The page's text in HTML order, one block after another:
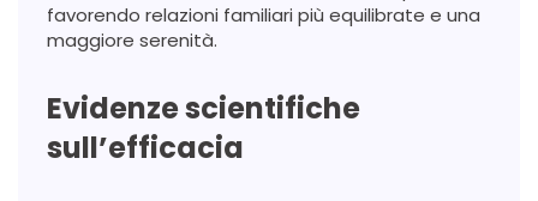
favorendo relazioni familiari più equilibrate e una
maggiore serenità.
Evidenze scientifiche
sull’efficacia